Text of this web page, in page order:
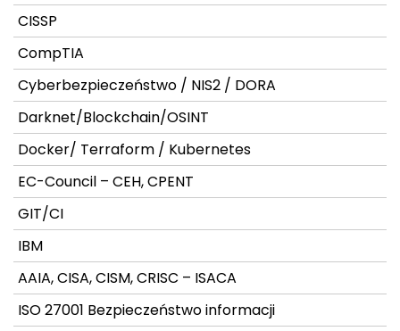
CISSP
CompTIA
Cyberbezpieczeństwo / NIS2 / DORA
Darknet/Blockchain/OSINT
Docker/ Terraform / Kubernetes
EC-Council – CEH, CPENT
GIT/CI
IBM
AAIA, CISA, CISM, CRISC – ISACA
ISO 27001 Bezpieczeństwo informacji